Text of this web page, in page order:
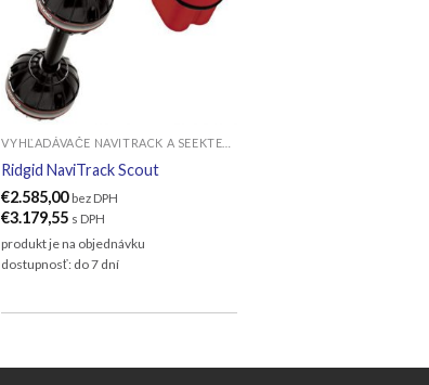
Ridgid NaviTrack Scout
€2.585,00 bez DPH
€3.179,55 s DPH
produkt je na objednávku
dostupnosť: do 7 dní